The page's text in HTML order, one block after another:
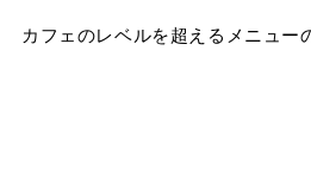
カフェのレベルを超えるメニュー